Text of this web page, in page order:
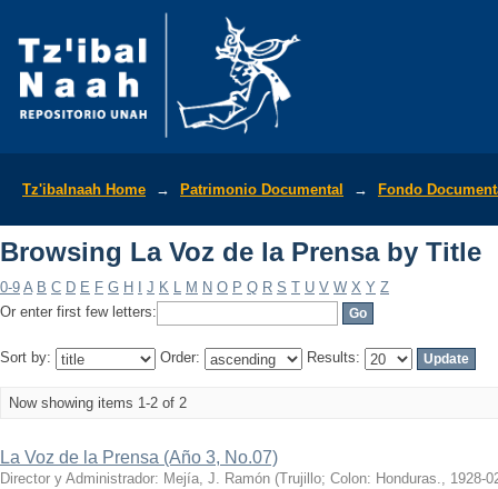
Tz'ibalnaah Home → Patrimonio Documental → Fondo
Browsing La Voz de la Prensa by Title
0-9 A B C D E F G H J K L M N O P Q R S T U V W X Y Z
Or enter first few letters:
Sort by: Order: Results:
Now showing items 1-2 of 2
La Voz de la Prensa (Año 3, No.07)
Director y Administrador: Mejía, J. Ramón (Trujillo; Colon: Honduras., 1928-